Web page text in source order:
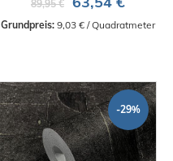
89,95 €
Grundpreis: 9,03 € / Quadratmeter
-29%